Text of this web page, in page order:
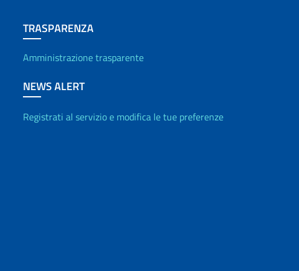
TRASPARENZA
Amministrazione trasparente
NEWS ALERT
Registrati al servizio e modifica le tue preferenze